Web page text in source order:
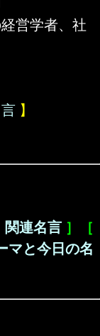
営学者、社
】
関連名言 ］［
マと今日の名